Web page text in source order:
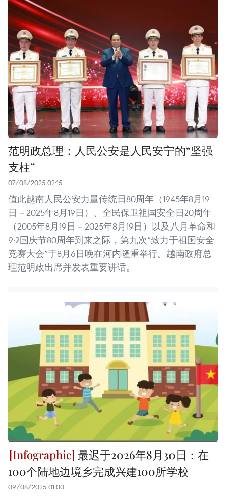
范明政总理：人民公安是人民安宁的“坚强
支柱”
07/08/2025 02:15
值此越南人民公安力量传统日80周年（1945年8月19
日－2025年8月19日）、全民保卫祖国安全日20周年
（2005年8月19日－2025年8月19日）以及八月革命和
9·2国庆节80周年到来之际，第九次“致力于祖国安全
竞赛大会”于8月6日晚在河内隆重举行。越南政府总
理范明政出席并发表重要讲话。
最迟于2026年8月30日：在
100个陆地边境乡完成兴建100所学校
09/08/2025 01:00